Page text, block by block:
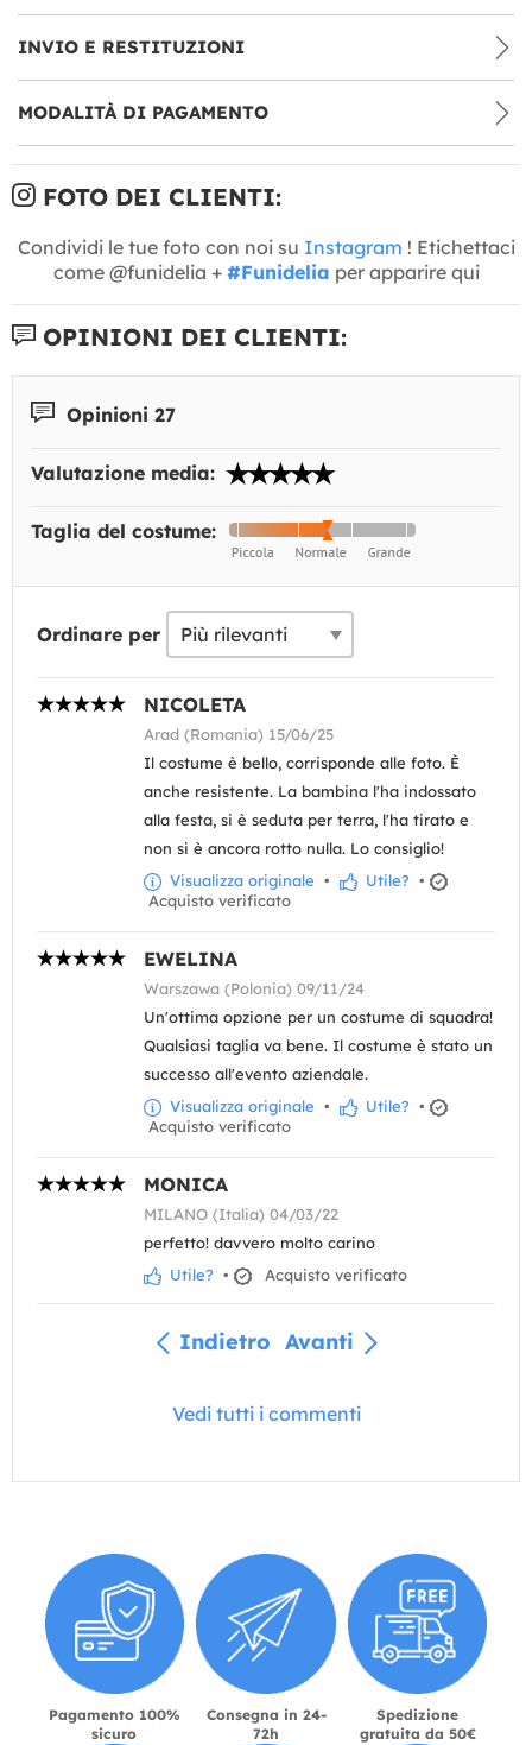
INVIO E RESTITUZIONI
MODALITÀ DI PAGAMENTO
FOTO DEI CLIENTI:
Condividi le tue foto con noi su Instagram ! Etichettaci
come @funidelia + #Funidelia per apparire qui
OPINIONI DEI CLIENTI:
Opinioni 27
Valutazione media:
Taglia del costume:
Ordinare per
NICOLETA
Arad (Romania) 15/06/25
Il costume è bello, corrisponde alle foto. È
anche resistente. La bambina l'ha indossato
alla festa, si è seduta per terra, l'ha tirato e
non si è ancora rotto nulla. Lo consiglio!
Visualizza originale • Utile? •
Acquisto verificato
EWELINA
Warszawa (Polonia) 09/11/24
Un'ottima opzione per un costume di squadra!
Qualsiasi taglia va bene. Il costume è stato un
successo all'evento aziendale.
Visualizza originale • Utile? •
Acquisto verificato
MONICA
MILANO (Italia) 04/03/22
perfetto! davvero molto carino
Utile? • Acquisto verificato
Indietro Avanti
Vedi tutti i commenti
Pagamento 100%
sicuro
Consegna in 24-
72h
Spedizione
gratuita da 50€